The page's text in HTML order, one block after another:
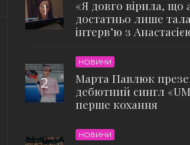
«Я довго вірила, що
достатньо лише
інтерв’ю з
НОВИНИ
Марта Павлюк
дебютний сингл
перше кохання
НОВИНИ